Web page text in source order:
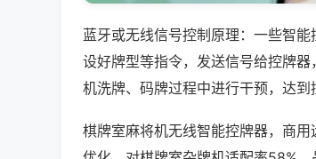
蓝牙或无线信号控制原理：一些智
设好牌型等指令，发送信号给控牌
机洗牌、码牌过程中进行干预，达到
棋牌室麻将机无线智能控牌器，商